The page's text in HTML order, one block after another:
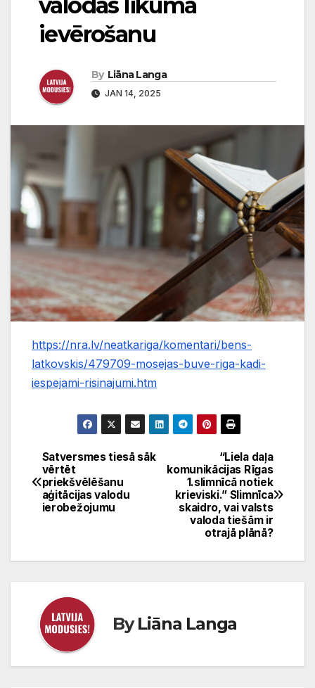
valodas likuma
ievērošanu
By Liāna Langa
JAN 14, 2025
https://nra.lv/neatkariga/komentari/bens-
latkovskis/479709-mosejas-buve-riga-kadi-
iespejami-risinajumi.htm
Ziņu
izvēlne
“Liela daļa
komunikācijas Rīgas
1.slimnīcā notiek
krieviski.” Slimnīca
skaidro, vai valsts
valoda tiešām ir
otrajā plānā?
Satversmes tiesā sāk
vērtēt
priekšvēlēšanu
aģitācijas valodu
ierobežojumu
ByLiāna Langa